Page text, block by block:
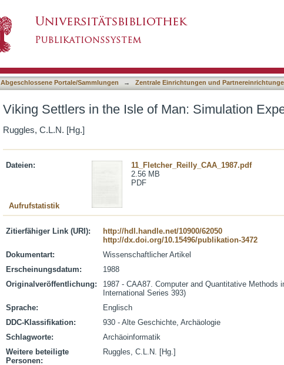
Abgeschlossene Portale/Sammlungen → Zentrale Einrichtungen und
Viking Settlers in the Isle of Man: Simulation
Ruggles, C.L.N. [Hg.]
Dateien:
11_Fletcher_Reilly_CAA_1987.pdf
2.56 MB
PDF
Aufrufstatistik
Zitierfähiger Link (URI):
http://hdl.handle.net/10900/62050
http://dx.doi.org/10.15496/publikation-3472
Dokumentart:
Wissenschaftlicher Artikel
Erscheinungsdatum:
1988
Originalveröffentlichung:
1987 - CAA87. Computer and Quantitative Methods
International Series 393)
Sprache:
Englisch
DDC-Klassifikation:
930 - Alte Geschichte, Archäologie
Schlagworte:
Archäoinformatik
Weitere beteiligte
Personen:
Ruggles, C.L.N. [Hg.]